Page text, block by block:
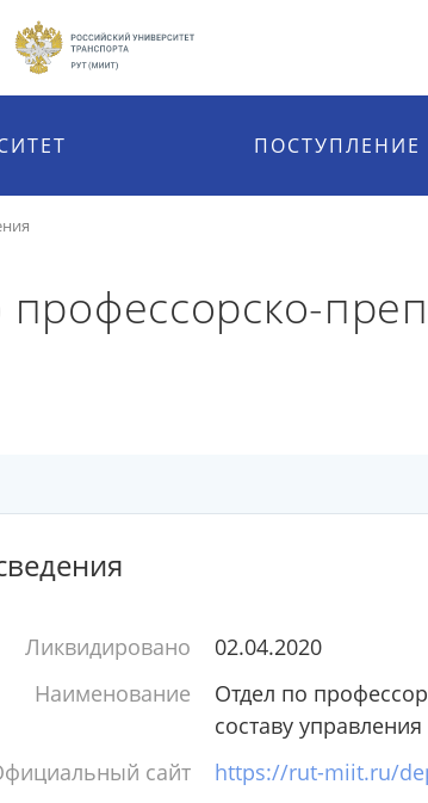
ПОСТУПЛЕНИЕ
Ликвидировано
02.04.2020
Наименование
Отдел по
составу
сайт
https://rut-miit.ru/